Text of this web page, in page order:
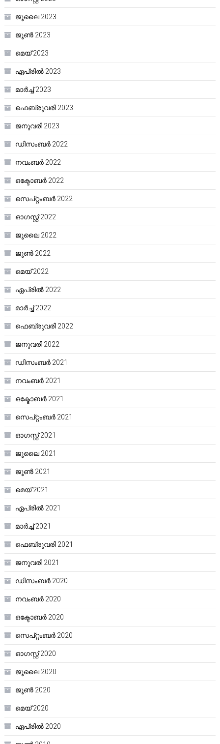
ജൂലൈ 2023
ജൂൺ 2023
മെയ്‌ 2023
ഏപ്രിൽ 2023
മാർച്ച്‌ 2023
ഫെബ്രുവരി 2023
ജനുവരി 2023
ഡിസംബർ 2022
നവംബർ 2022
ഒക്ടോബർ 2022
സെപ്റ്റംബർ 2022
ഓഗസ്റ്റ്‌ 2022
ജൂലൈ 2022
ജൂൺ 2022
മെയ്‌ 2022
ഏപ്രിൽ 2022
മാർച്ച്‌ 2022
ഫെബ്രുവരി 2022
ജനുവരി 2022
ഡിസംബർ 2021
നവംബർ 2021
ഒക്ടോബർ 2021
സെപ്റ്റംബർ 2021
ഓഗസ്റ്റ്‌ 2021
ജൂലൈ 2021
ജൂൺ 2021
മെയ്‌ 2021
ഏപ്രിൽ 2021
മാർച്ച്‌ 2021
ഫെബ്രുവരി 2021
ജനുവരി 2021
ഡിസംബർ 2020
നവംബർ 2020
ഒക്ടോബർ 2020
സെപ്റ്റംബർ 2020
ഓഗസ്റ്റ്‌ 2020
ജൂലൈ 2020
ജൂൺ 2020
മെയ്‌ 2020
ഏപ്രിൽ 2020